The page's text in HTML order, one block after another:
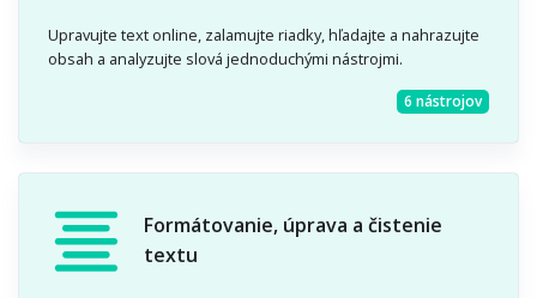
Upravujte text online, zalamujte riadky, hľadajte a nahrazujte
obsah a analyzujte slová jednoduchými nástrojmi.
6 nástrojov
Formátovanie, úprava a čistenie
textu